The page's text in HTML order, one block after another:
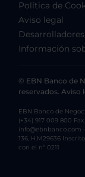
Política de
Aviso legal
Desarrolladores
Información
© EBN Banco de
reservados. Aviso
EBN Banco de
(+34) 917 009 800
info@ebnbanco.com
136, H.M29636
con el nº 0211